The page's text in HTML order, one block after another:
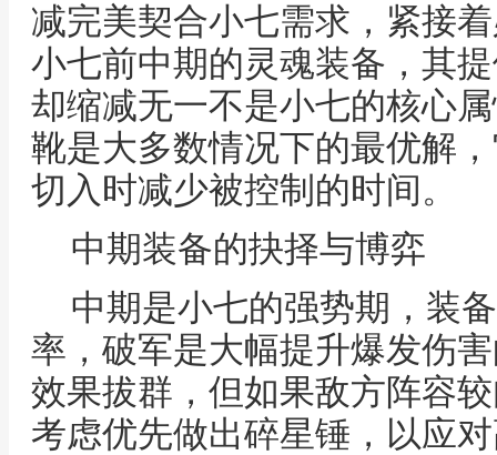
减完美契合小七需求，紧接
小七前中期的灵魂装备，其
却缩减无一不是小七的核心
靴是大多数情况下的最优解
切入时减少被控制的时间。
中期装备的抉择与博弈
中期是小七的强势期，装
率，破军是大幅提升爆发伤
效果拔群，但如果敌方阵容
考虑优先做出碎星锤，以应